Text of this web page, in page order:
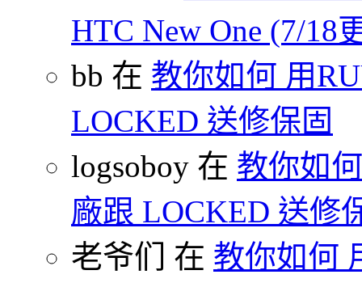
HTC New One (7/18
bb 在 教你如何 用
LOCKED 送修保固
logsoboy 在 教你如
廠跟 LOCKED 送修
老爷们 在 教你如何